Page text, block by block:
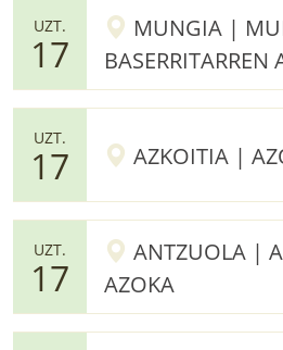
UZT.
17
MUNGIA |
BASERRITARREN
UZT.
17 AZKOITIA |
UZT.
17
ANTZUOLA |
AZOKA